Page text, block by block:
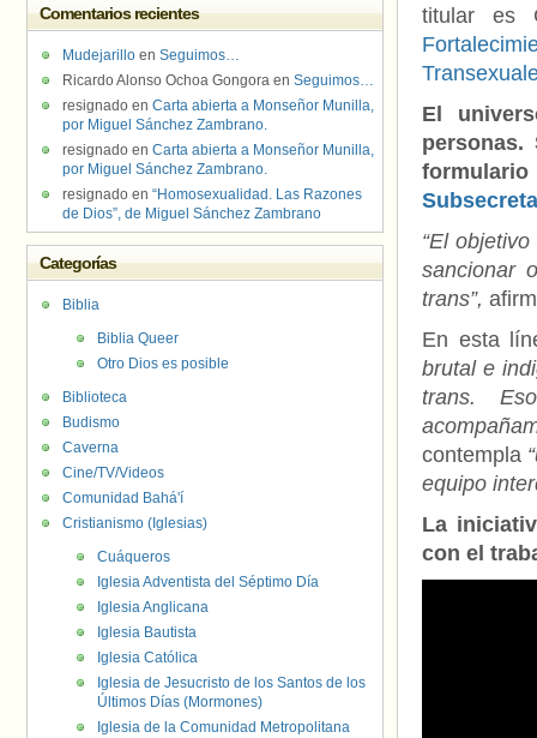
titular es
El
“El
sancionar
trans”,
En esta
brutal e
trans.
contempla
equipo
La
con el
Comentarios recientes
Mudejarillo en Seguimos…
Ricardo Alonso Ochoa Gongora en Seguimos…
resignado en Carta abierta a Monseñor Munilla,
por Miguel Sánchez Zambrano.
resignado en Carta abierta a Monseñor Munilla,
por Miguel Sánchez Zambrano.
resignado en “Homosexualidad. Las Razones
de Dios”, de Miguel Sánchez Zambrano
Categorías
Biblia
Biblia Queer
Otro Dios es posible
Biblioteca
Budismo
Caverna
Cine/TV/Videos
Comunidad Bahá'í
Cristianismo (Iglesias)
Cuáqueros
Iglesia Adventista del Séptimo Día
Iglesia Anglicana
Iglesia Bautista
Iglesia Católica
Iglesia de Jesucristo de los Santos de los
Últimos Días (Mormones)
Iglesia de la Comunidad Metropolitana